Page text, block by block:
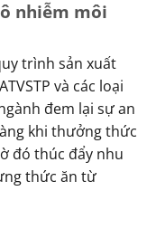
nhiễm môi
trình sản xuất
và các loại
đem lại sự an
khi thưởng thức
đó thúc đẩy nhu
thức ăn từ